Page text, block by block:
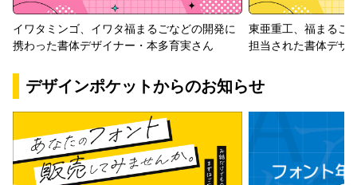
イワタミンゴ、イワタ福まるごなどの開発に
携わった書体デザイナー・本多育実さん
東亜重工、福まるご
担当された書体デザ
デザインポケットからのお知らせ